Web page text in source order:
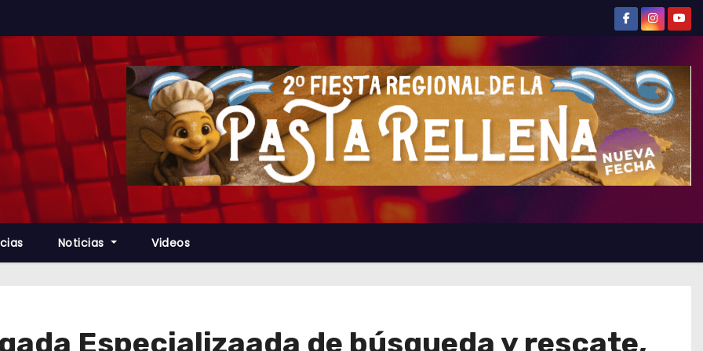
Noticias Videos
Especializaada de búsqueda y rescate,